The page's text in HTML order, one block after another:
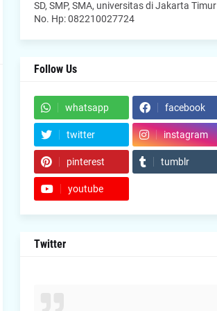
SD, SMP, SMA, universitas di Jakarta Timur
No. Hp: 082210027724
Follow Us
whatsapp facebook
twitter instagram
pinterest tumblr
youtube
Twitter